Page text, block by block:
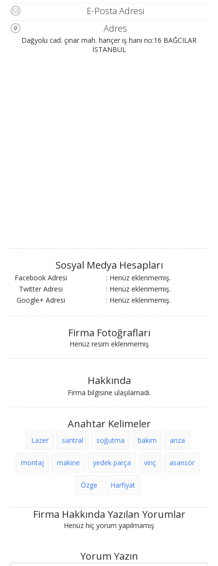
E-Posta Adresi
Adres
Dağyolu cad. çınar mah. hançer iş hanı no:16 BAĞCILAR
İSTANBUL
Sosyal Medya Hesapları
Facebook Adresi
: Henüz eklenmemiş.
Twitter Adresi
: Henüz eklenmemiş.
Google+ Adresi
: Henüz eklenmemiş.
Firma Fotoğrafları
Henüz resim eklenmemiş
Hakkında
Firma bilgisine ulaşılamadı.
Anahtar Kelimeler
Lazer santral soğutma bakım arıza
montaj makine yedek parça vinç asansör
Özge Harfiyat
Firma Hakkında Yazılan Yorumlar
Henüz hiç yorum yapılmamış
Yorum Yazın